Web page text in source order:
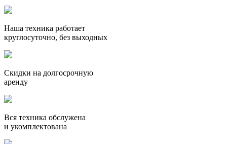
Наша техника работает
круглосуточно, без выходных
Скидки на долгосрочную
аренду
Вся техника обслужена
и укомплектована